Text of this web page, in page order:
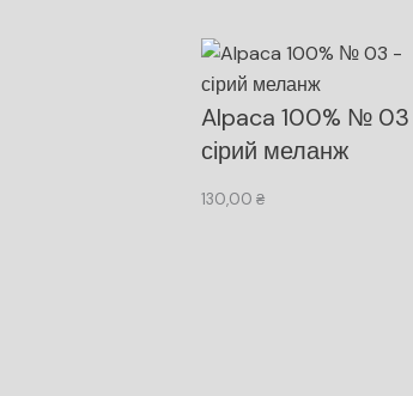
Alpaca 100% № 03
сірий меланж
130,00 ₴